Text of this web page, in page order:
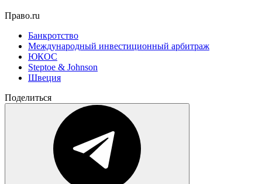
Право.ru
Банкротство
Международный инвестиционный арбитраж
ЮКОС
Steptoe & Johnson
Швеция
Поделиться